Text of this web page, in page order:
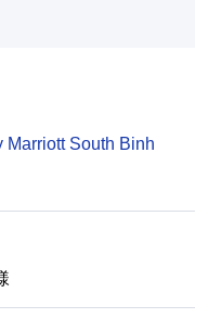
South Binh